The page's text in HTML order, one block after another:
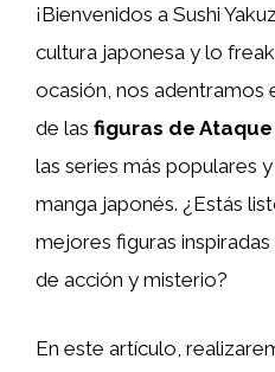
¡Bienvenidos a Sushi
cultura japonesa y lo
ocasión, nos adentramos
de las figuras de
las series más populares
manga japonés. ¿Estás
mejores figuras
de acción y misterio?
En este artículo,